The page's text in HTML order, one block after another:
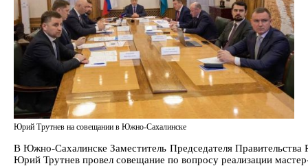
Юрий Трутнев на совещании в Южно-Сахалинске
В Южно-Сахалинске Заместитель Председателя
Юрий Трутнев провел совещание по вопросу реализации